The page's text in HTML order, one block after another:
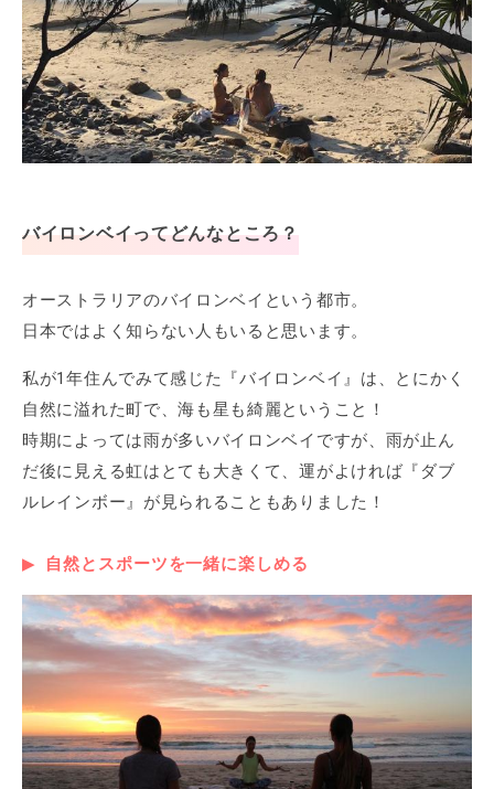
バイロンベイってどんなところ？
オーストラリアのバイロンベイという都市。
日本ではよく知らない人もいると思います。
私が1年住んでみて感じた『バイロンベイ』は、とにかく
自然に溢れた町で、海も星も綺麗ということ！
時期によっては雨が多いバイロンベイですが、雨が止ん
だ後に見える虹はとても大きくて、運がよければ『ダブ
ルレインボー』が見られることもありました！
自然とスポーツを一緒に楽しめる